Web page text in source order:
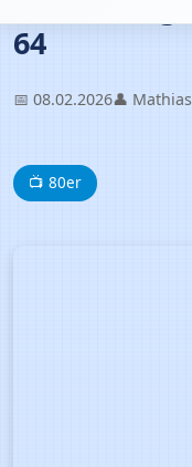
64
📅 08.02.2026👤 Mathias
📺 80er